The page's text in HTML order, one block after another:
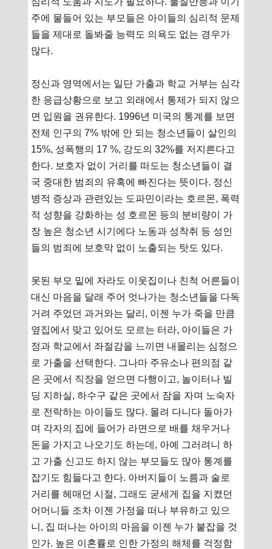
주에 물들어 있는 부모들은 아이들의 심리적 문제
들을 제대로 돌봐줄 능력도 의욕도 없는 경우가
많다.
정신과 영역에서는 일단 가출과 학교 거부는 심각
한 응급상황으로 보고 외래에서 통제가 되지 않으
면 입원을 권유한다. 1996년 미국의 통계를 보면
전체 인구의 7% 밖에 안 되는 청소년들이 살인의
15%, 성폭행의 17 %, 강도의 32%를 저지른다고
한다. 보호자 없이 거리를 떠도는 청소년들이 결
국 중대한 범죄의 유혹에 빠진다는 뜻이다. 정신
병적 증상과 관련있는 도파민이라는 호르몬, 폭력
적 성향을 강화하는 성 호르몬 등의 분비량이 가
장 높은 청소년 시기에다 노동과 성착취 등 성인
들의 범죄에 보호막 없이 노출되는 탓도 있다.
못된 부모 밑에 자라도 이웃집이나 친척 어른들이
대신 마음을 달래 주어 엇나가는 청소년들을 다독
거려 주었던 과거와는 달리, 이젠 누가 죽을 만큼
옆집에서 맞고 있어도 모르는 터라, 아이들은 가
정과 학교에서 좌절감을 느끼면 내몰리는 심정으
로 가출을 선택한다. 그나마 주유소나 편의점 같
은 곳에서 직장을 얻으면 다행이고, 놀이터나 빌
딩 지하실, 하수구 같은 곳에서 잠을 자며 노숙자
로 전락하는 아이들도 많다. 몰려 다니다 돌아가
며 각자의 집에 들어가 라면으로 배를 채우거나
돈을 가지고 나오기도 하는데, 아예 그러려니 하
고 가출 신고도 하지 않는 부모들도 많아 통계를
잡기도 힘들다고 한다. 아버지들이 노름과 술로
거리를 헤매던 시절, 그래도 굳세게 집을 지켰던
어머니들 조차 이젠 가정을 떠나 부유하고 있으
니, 집 떠나는 아이의 마음을 이젠 누가 붙잡을 것
인가. 높은 이혼률로 인한 가정의 해체를 걱정함